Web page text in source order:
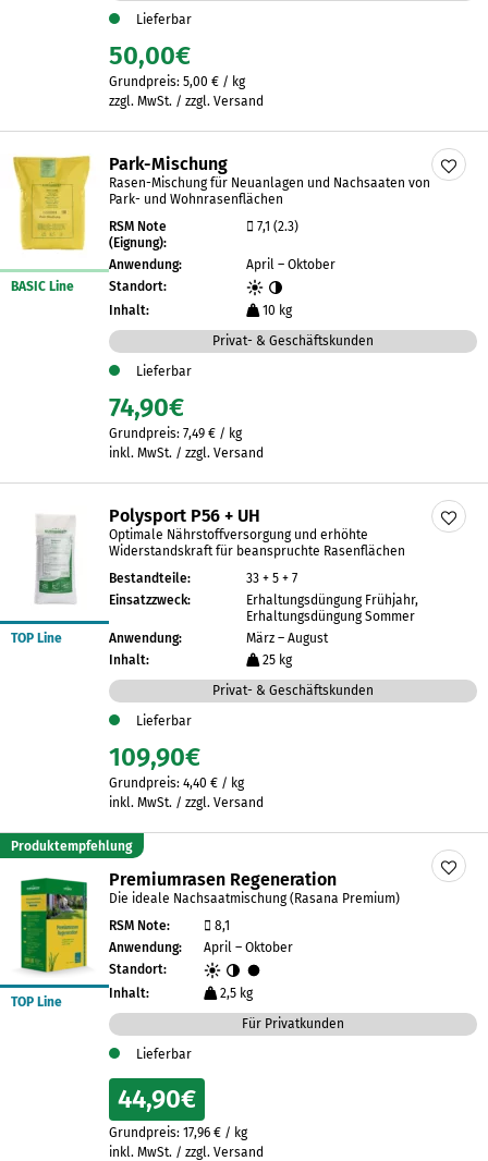
Lieferbar
50,00€
Grundpreis: 5,00 € / kg
zzgl. MwSt. / zzgl. Versand
BASIC Line
Park-Mischung
Rasen-Mischung für Neuanlagen und Nachsaaten von
Park- und Wohnrasenflächen
RSM Note
(Eignung):
7,1 (2.3)
Anwendung:
April – Oktober
Standort:
Inhalt:
10 kg
Privat- & Geschäftskunden
Lieferbar
74,90€
Grundpreis: 7,49 € / kg
inkl. MwSt. / zzgl. Versand
TOP Line
Polysport P56 + UH
Optimale Nährstoffversorgung und erhöhte
Widerstandskraft für beanspruchte Rasenflächen
Bestandteile:
33 + 5 + 7
Einsatzzweck:
Erhaltungsdüngung Frühjahr,
Erhaltungsdüngung Sommer
Anwendung:
März – August
Inhalt:
25 kg
Privat- & Geschäftskunden
Lieferbar
109,90€
Grundpreis: 4,40 € / kg
inkl. MwSt. / zzgl. Versand
Produktempfehlung
TOP Line
Premiumrasen Regeneration
Die ideale Nachsaatmischung (Rasana Premium)
RSM Note:
8,1
Anwendung:
April – Oktober
Standort:
Inhalt:
2,5 kg
Für Privatkunden
Lieferbar
44,90€
Grundpreis: 17,96 € / kg
inkl. MwSt. / zzgl. Versand